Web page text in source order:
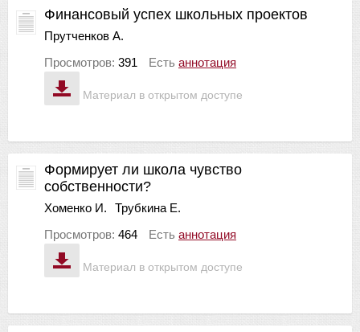
Материал в открытом доступе
Финансовый успех школьных проектов
Прутченков А.
Просмотров: 391 Есть аннотация
Материал в открытом доступе
Формирует ли школа чувство
собственности?
Хоменко И.
Трубкина Е.
Просмотров: 464 Есть аннотация